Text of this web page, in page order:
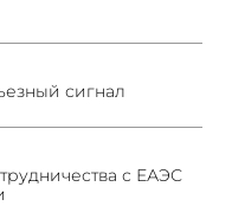
сигнал
с ЕАЭС